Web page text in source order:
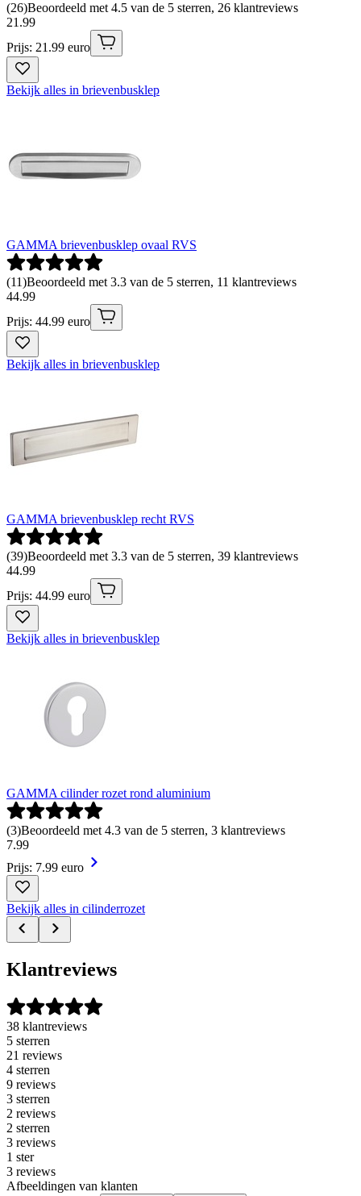
(26)Beoordeeld met 4.5 van de 5 sterren, 26 klantreviews
21 .99
Prijs: 21.99 euro
Bekijk alles in brievenbusklep
GAMMA brievenbusklep ovaal RVS
(11)Beoordeeld met 3.3 van de 5 sterren, 11 klantreviews
44.99
Prijs: 44.99 euro
Bekijk alles in brievenbusklep
GAMMA brievenbusklep recht RVS
(39)Beoordeeld met 3.3 van de 5 sterren, 39 klantreviews
44.99
Prijs: 44.99 euro
Bekijk alles in brievenbusklep
GAMMA cilinder rozet rond aluminium
(3)Beoordeeld met 4.3 van de 5 sterren, 3 klantreviews
7.99
Prijs: 7.99 euro
Bekijk alles in cilinderrozet
Klantreviews
38 klantreviews
5 sterren
21 reviews
4 sterren
9 reviews
3 sterren
2 reviews
2 sterren
3 reviews
1 ster
3 reviews
Afbeeldingen van klanten